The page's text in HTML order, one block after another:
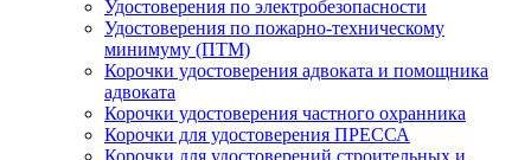
Удостоверения по электробезопасности
Удостоверения по пожарно-техническому
минимуму (ПТМ)
Корочки удостоверения адвоката и помощника
адвоката
Корочки удостоверения частного охранника
Корочки для удостоверения ПРЕССА
Корочки для удостоверений строительных и